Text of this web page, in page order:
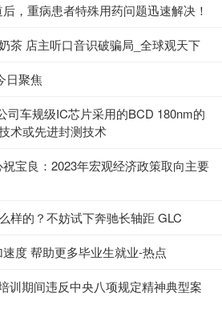
，重病患者特殊用药问题迅速解决！
骗子冒充老师订购330杯奶茶 店主听口音识破骗局_全球观天下
日聚焦
司车规级IC芯片采用的BCD 180nm的
术或先进封测技术
宝良：2023年宏观经济政策取向主要
样的？不妨试下奔驰长轴距 GLC
度 帮助更多毕业生就业-热点
训期间违反中央八项规定精神典型案